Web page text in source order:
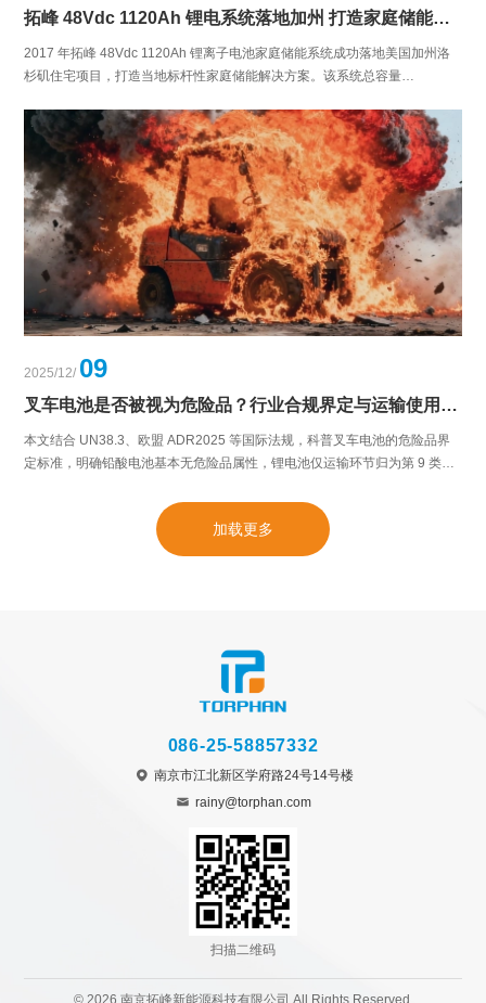
拓峰 48Vdc 1120Ah 锂电系统落地加州 打造家庭储能标杆方案
2017 年拓峰 48Vdc 1120Ah 锂离子电池家庭储能系统成功落地美国加州洛
杉矶住宅项目，打造当地标杆性家庭储能解决方案。该系统总容量
大核心模式，全面契合加州 SGIP 补贴、NEC 2017 电气规范等本地要求，
兼具高安全、长续航、易运维的优势，落地后为业主实现显著的电费节省与
用电安全保障，成为海内外家庭储能项目的经典参考实例。
2025/12/ 09
叉车电池是否被视为危险品？行业合规界定与运输使用规范科普
本文结合 UN38.3、欧盟 ADR2025 等国际法规，科普叉车电池的危险品界
定标准，明确铅酸电池基本无危险品属性，锂电池仅运输环节归为第 9 类危
求，提及拓峰磷酸铁锂叉车电池通过相关合规认证，适配海内外跨境运输需
加载更多
086-25-58857332
南京市江北新区学府路24号14号楼
rainy@torphan.com
扫描二维码